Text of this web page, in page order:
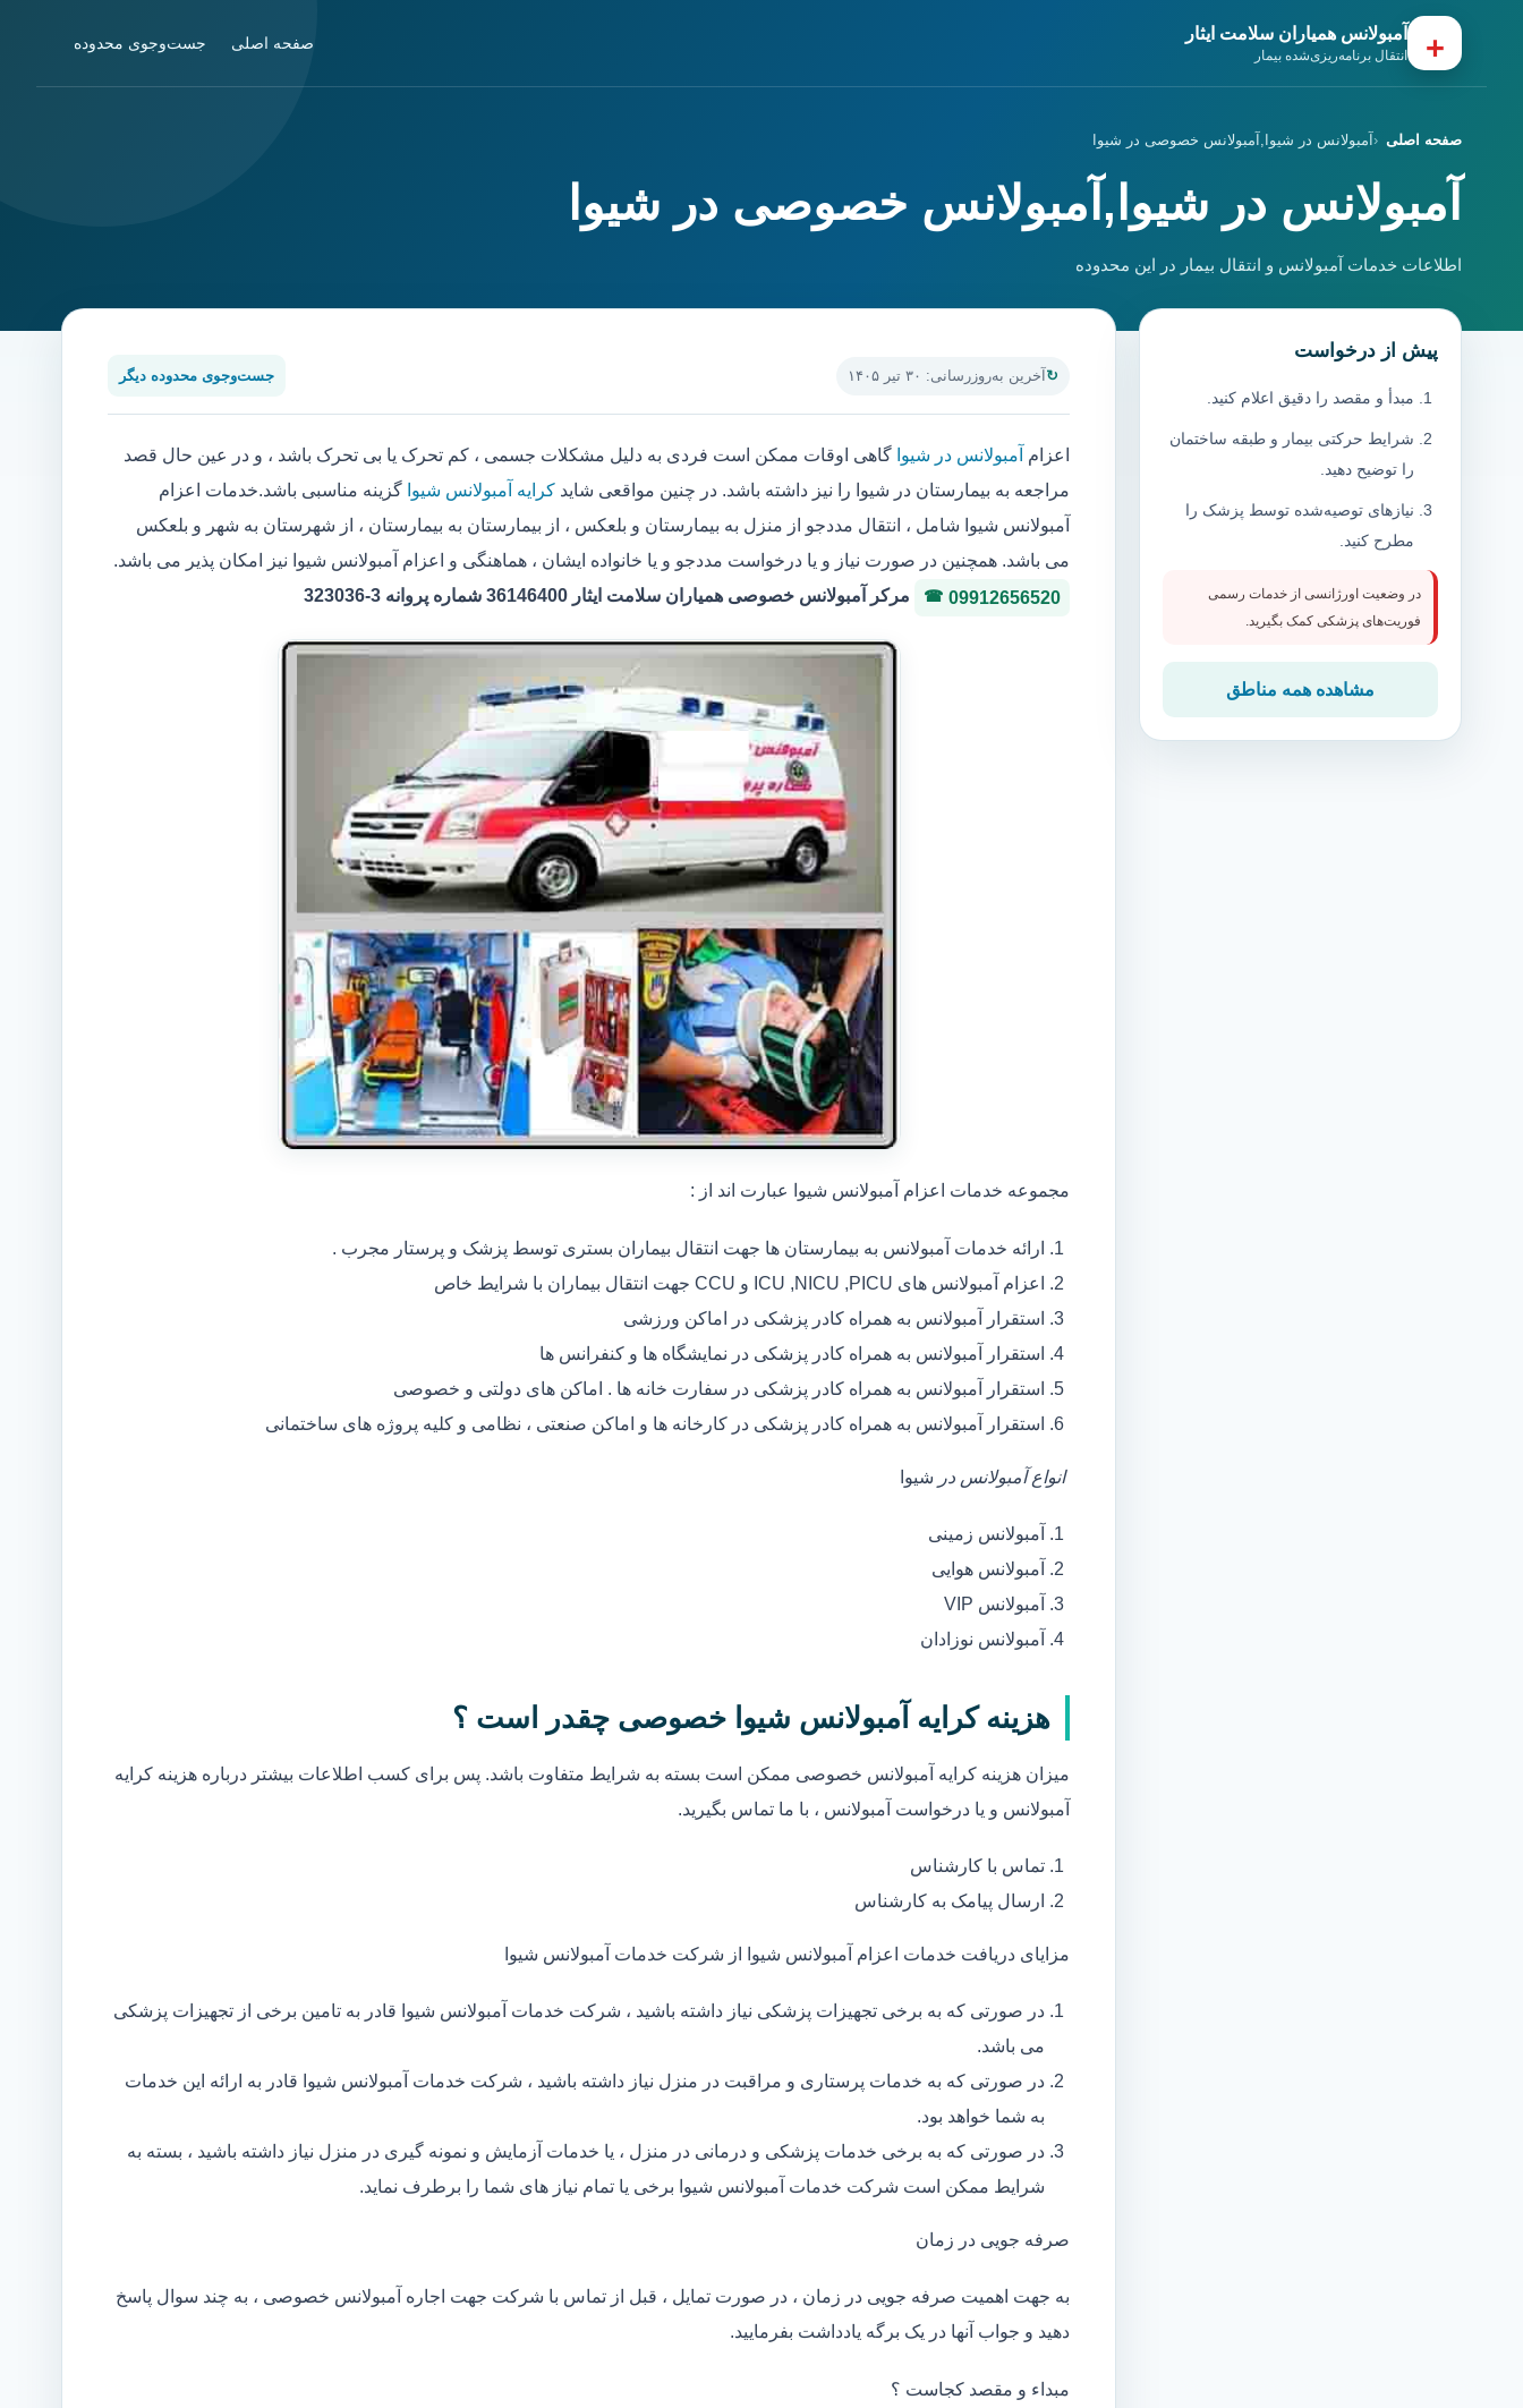
+ آمبولانس همیاران سلامت ایثار
انتقال برنامه‌ریزی‌شده بیمار
صفحه اصلی جست‌وجوی محدوده
صفحه اصلی آمبولانس در شیوا,آمبولانس خصوصی در شیوا
آمبولانس در شیوا,آمبولانس خصوصی در شیوا
اطلاعات خدمات آمبولانس و انتقال بیمار در این محدوده
آخرین به‌روزرسانی: ۳۰ تیر ۱۴۰۵ جست‌وجوی محدوده دیگر
اعزام آمبولانس در شیوا گاهی اوقات ممکن است فردی به دلیل مشکلات جسمی ، کم تحرک یا بی تحرک باشد ، و در عین حال قصد
مراجعه به بیمارستان در شیوا را نیز داشته باشد. در چنین مواقعی شاید کرایه آمبولانس شیوا گزینه مناسبی باشد.خدمات اعزام
آمبولانس شیوا شامل ، انتقال مددجو از منزل به بیمارستان و بلعکس ، از بیمارستان به بیمارستان ، از شهرستان به شهر و بلعکس
می باشد. همچنین در صورت نیاز و یا درخواست مددجو و یا خانواده ایشان ، هماهنگی و اعزام آمبولانس شیوا نیز امکان پذیر می باشد.
09912656520
مرکر آمبولانس خصوصی همیاران سلامت ایثار 36146400 شماره پروانه 3-323036
مجموعه خدمات اعزام آمبولانس شیوا عبارت اند از :
ارائه خدمات آمبولانس به بیمارستان ها جهت انتقال بیماران بستری توسط پزشک و پرستار مجرب .
اعزام آمبولانس های ICU ,NICU ,PICU و CCU جهت انتقال بیماران با شرایط خاص
استقرار آمبولانس به همراه کادر پزشکی در اماکن ورزشی
استقرار آمبولانس به همراه کادر پزشکی در نمایشگاه ها و کنفرانس ها
استقرار آمبولانس به همراه کادر پزشکی در سفارت خانه ها . اماکن های دولتی و خصوصی
استقرار آمبولانس به همراه کادر پزشکی در کارخانه ها و اماکن صنعتی ، نظامی و کلیه پروژه های ساختمانی
انواع آمبولانس در شیوا
آمبولانس زمینی
آمبولانس هوایی
آمبولانس VIP
آمبولانس نوزادان
هزینه کرایه آمبولانس شیوا خصوصی چقدر است ؟
میزان هزینه کرایه آمبولانس خصوصی ممکن است بسته به شرایط متفاوت باشد. پس برای کسب اطلاعات بیشتر درباره هزینه کرایه
آمبولانس و یا درخواست آمبولانس ، با ما تماس بگیرید.
تماس با کارشناس
ارسال پیامک به کارشناس
مزایای دریافت خدمات اعزام آمبولانس شیوا از شرکت خدمات آمبولانس شیوا
در صورتی که به برخی تجهیزات پزشکی نیاز داشته باشید ، شرکت خدمات آمبولانس شیوا قادر به تامین برخی از تجهیزات پزشکی
می باشد.
در صورتی که به خدمات پرستاری و مراقبت در منزل نیاز داشته باشید ، شرکت خدمات آمبولانس شیوا قادر به ارائه این خدمات
به شما خواهد بود.
در صورتی که به برخی خدمات پزشکی و درمانی در منزل ، یا خدمات آزمایش و نمونه گیری در منزل نیاز داشته باشید ، بسته به
شرایط ممکن است شرکت خدمات آمبولانس شیوا برخی یا تمام نیاز های شما را برطرف نماید.
صرفه جویی در زمان
به جهت اهمیت صرفه جویی در زمان ، در صورت تمایل ، قبل از تماس با شرکت جهت اجاره آمبولانس خصوصی ، به چند سوال پاسخ
دهید و جواب آنها در یک برگه یادداشت بفرمایید.
مبداء و مقصد کجاست ؟
پیش از درخواست
مبدأ و مقصد را دقیق اعلام کنید.
شرایط حرکتی بیمار و طبقه ساختمان
را توضیح دهید.
نیازهای توصیه‌شده توسط پزشک را
مطرح کنید.
در وضعیت اورژانسی از خدمات رسمی
فوریت‌های پزشکی کمک بگیرید.
مشاهده همه مناطق